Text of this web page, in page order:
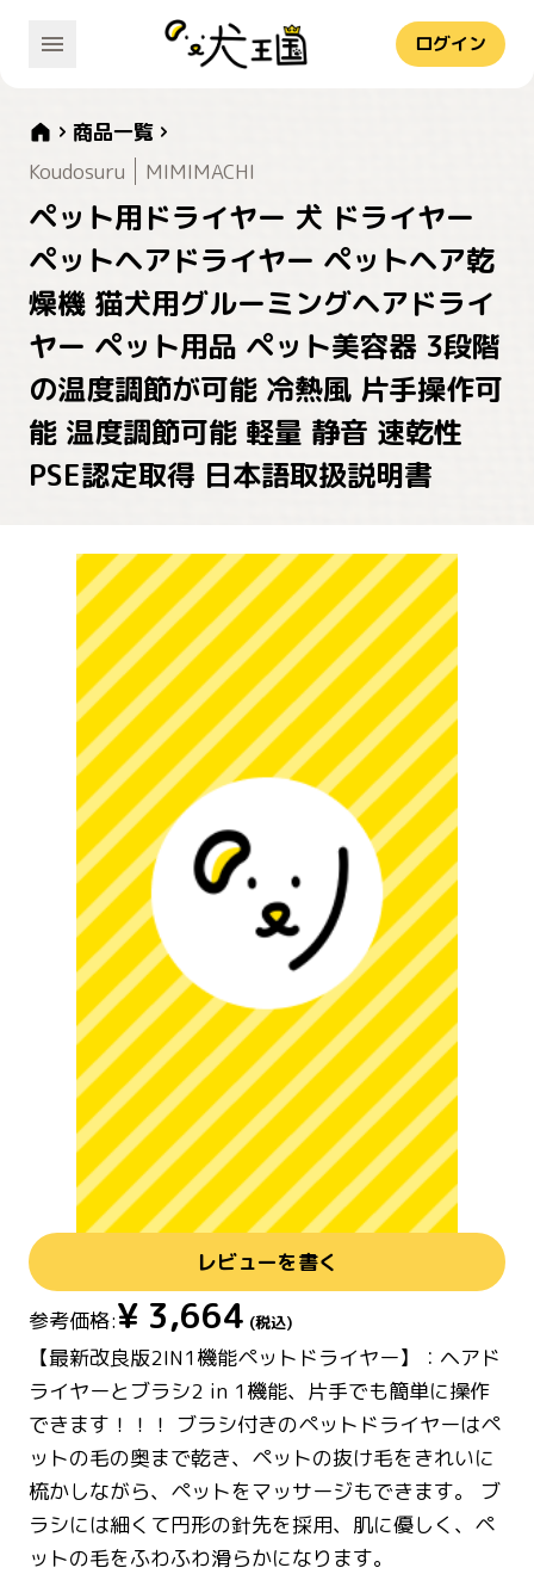
ログイン
商品一覧
Koudosuru
MIMIMACHI
ペット用ドライヤー 犬 ドライヤー
ペットヘアドライヤー ペットヘア乾
燥機 猫犬用グルーミングヘアドライ
ヤー ペット用品 ペット美容器 3段階
の温度調節が可能 冷熱風 片手操作可
能 温度調節可能 軽量 静音 速乾性
PSE認定取得 日本語取扱説明書
レビューを書く
参考価格:¥ 3,664 (税込)
【最新改良版2IN1機能ペットドライヤー】：ヘアド
ライヤーとブラシ2 in 1機能、片手でも簡単に操作
できます！！！ ブラシ付きのペットドライヤーはペ
ットの毛の奥まで乾き、ペットの抜け毛をきれいに
梳かしながら、ペットをマッサージもできます。 ブ
ラシには細くて円形の針先を採用、肌に優しく、ペ
ットの毛をふわふわ滑らかになります。